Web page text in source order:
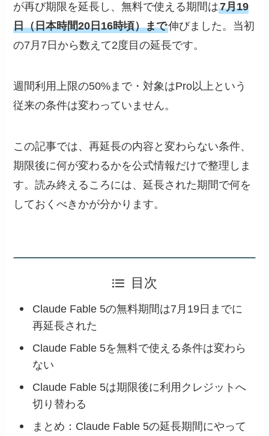
が再び期限を延長し、無料で使える期間は7月19
日（日本時間20日16時頃）まで伸びました。当初
の7月7日から数えて2度目の延長です。
週間利用上限の50%まで・対象はPro以上という
従来の条件は変わっていません。
この記事では、再延長の内容と変わらない条件、
期限後に何が変わるかを公式情報だけで整理しま
す。読み終えるころには、延長された期間で何を
しておくべきかが分かります。
目次
Claude Fable 5の無料期間は7月19日までに
再延長された
Claude Fable 5を無料で使える条件は変わら
ない
Claude Fable 5は期限後に利用クレジットへ
切り替わる
まとめ：Claude Fable 5の延長期間にやって